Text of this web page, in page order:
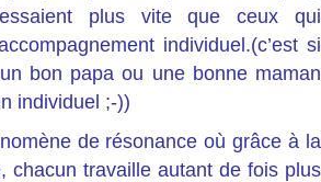
plus vite que ceux qui
individuel.(c’est si
bon papa ou une bonne maman
individuel ;-))
de résonance où grâce à la
chacun travaille autant de fois plus